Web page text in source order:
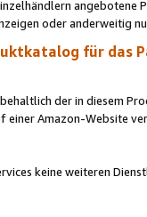
oder anderweitig
für das
der in diesem
einer Amazon-Website
keine weiteren